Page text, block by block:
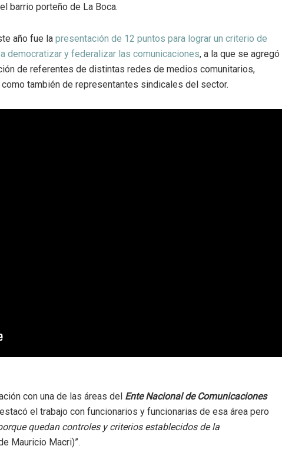
barrio porteño de La Boca.
año fue la presentación de 12 puntos para lograr un criterio de
democratizar y federalizar las comunicaciones, a la que se agregó
de referentes de distintas redes de medios comunitarios,
también de representantes sindicales del sector.
con una de las áreas del Ente Nacional de Comunicaciones
el trabajo con funcionarios y funcionarias de esa área pero
quedan controles y criterios establecidos de la
Mauricio Macri)”.